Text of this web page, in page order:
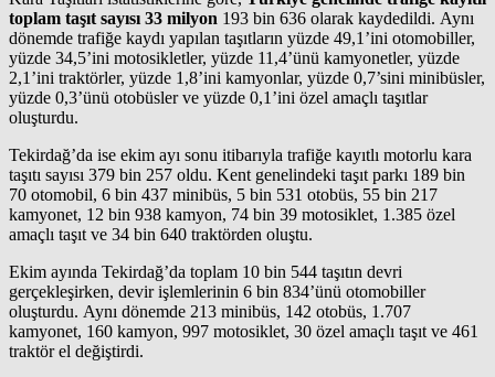
toplam taşıt sayısı 33 milyon 193 bin 636 olarak kaydedildi. Aynı
dönemde trafiğe kaydı yapılan taşıtların yüzde 49,1’ini otomobiller,
yüzde 34,5’ini motosikletler, yüzde 11,4’ünü kamyonetler, yüzde
2,1’ini traktörler, yüzde 1,8’ini kamyonlar, yüzde 0,7’sini minibüsler,
yüzde 0,3’ünü otobüsler ve yüzde 0,1’ini özel amaçlı taşıtlar
oluşturdu.
Tekirdağ’da ise ekim ayı sonu itibarıyla trafiğe kayıtlı motorlu kara
taşıtı sayısı 379 bin 257 oldu. Kent genelindeki taşıt parkı 189 bin
70 otomobil, 6 bin 437 minibüs, 5 bin 531 otobüs, 55 bin 217
kamyonet, 12 bin 938 kamyon, 74 bin 39 motosiklet, 1.385 özel
amaçlı taşıt ve 34 bin 640 traktörden oluştu.
Ekim ayında Tekirdağ’da toplam 10 bin 544 taşıtın devri
gerçekleşirken, devir işlemlerinin 6 bin 834’ünü otomobiller
oluşturdu. Aynı dönemde 213 minibüs, 142 otobüs, 1.707
kamyonet, 160 kamyon, 997 motosiklet, 30 özel amaçlı taşıt ve 461
traktör el değiştirdi.